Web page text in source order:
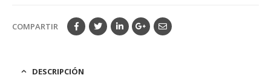
COMPARTIR
DESCRIPCIÓN